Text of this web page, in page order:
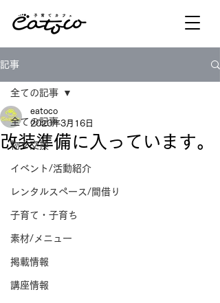
記事
全ての記事
物々交換
イベント/活動紹介
レンタルスペース/間借り
子育て・子育ち
素材/メニュー
掲載情報
講座情報
全ての記事
改装準備に入っています。
eatoco
2020年3月16日